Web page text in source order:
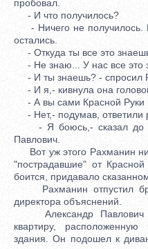
пробовал.
- И что получилось?
- Ничего не получилось.
остались.
- Откуда ты все это
- Не знаю... У нас все это
- И ты знаешь? - спросил
- И я,- кивнула она
- А вы сами Красной Руки
- Нет,- подумав, ответили
- Я боюсь,- сказал до
Павлович.
Вот уж этого Рахманин
"пострадавшие" от
боится, придавало
Рахманин отпустил
директора объяснений.
Александр Павлович
квартиру,
здания. Он подошел к